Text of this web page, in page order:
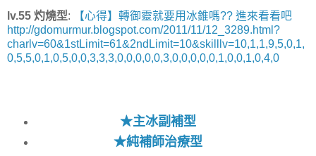
lv.55 灼燒型:
【心得】轉御靈就要用冰錐嗎?? 進來看看吧
http://gdomurmur.blogspot.com/2011/11/12_3289.html?
charlv=60&1stLimit=61&2ndLimit=10&skilllv=10,1,1,9,5,0,1,
0,5,5,0,1,0,5,0,0,3,3,3,0,0,0,0,0,3,0,0,0,0,0,1,0,0,1,0,4,0
★主冰副補型
★純補師治療型